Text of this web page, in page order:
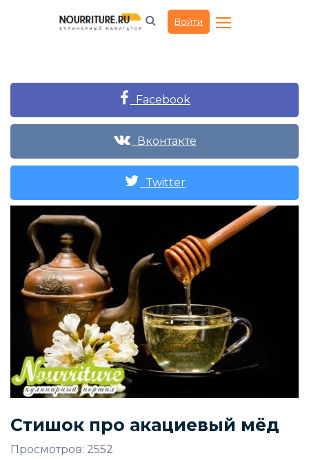
Войти
Facebook
Вконтакте
Twitter
Стишок про акациевый мёд
Просмотров: 2552